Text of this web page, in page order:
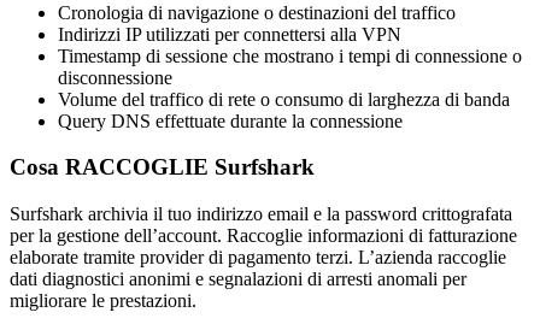
Cronologia di navigazione o destinazioni del traffico
Indirizzi IP utilizzati per connettersi alla VPN
Timestamp di sessione che mostrano i tempi di connessione o
disconnessione
Volume del traffico di rete o consumo di larghezza di banda
Query DNS effettuate durante la connessione
Cosa RACCOGLIE Surfshark
Surfshark archivia il tuo indirizzo email e la password crittografata
per la gestione dell’account. Raccoglie informazioni di fatturazione
elaborate tramite provider di pagamento terzi. L’azienda raccoglie
dati diagnostici anonimi e segnalazioni di arresti anomali per
migliorare le prestazioni.